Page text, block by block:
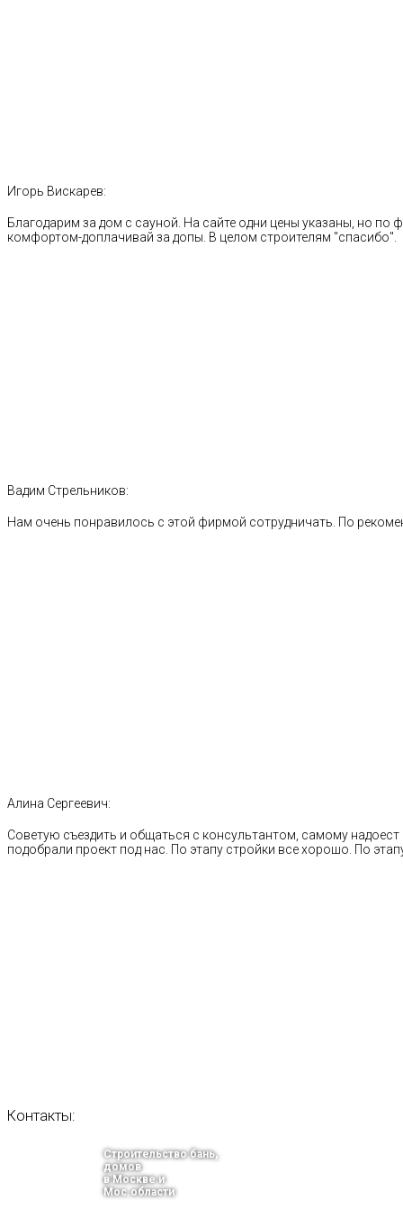
Игорь Вискарев:
Благодарим за дом с сауной. На сайте одни цены указаны, но по
комфортом-доплачивай за допы. В целом строителям "спасибо".
Вадим Стрельников:
Нам очень понравилось с этой фирмой сотрудничать. По
Алина Сергеевич:
Советую съездить и общаться с консультантом, самому
подобрали проект под нас. По этапу стройки все хорошо. По
Контакты:
Строительство бань,
домов
в Москве и
Мос.области